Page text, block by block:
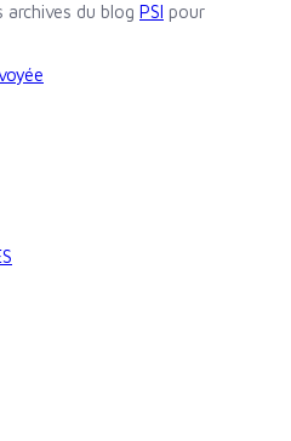
archives du blog PSI pour